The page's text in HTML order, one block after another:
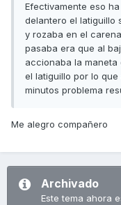
Efectivamente eso
delantero el latiguillo
y rozaba en el
pasaba era que al
accionaba la
el latiguillo por lo
minutos problema
Me alegro compañero
Archivado
Este tema ahora